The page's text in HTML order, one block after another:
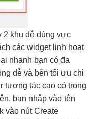
2 khu dễ dùng vực
các widget linh hoạt
nhanh bạn có đa
dễ và bên tối ưu chi
tương tác cao có trong
bạn nhập vào tên
vào nút Create